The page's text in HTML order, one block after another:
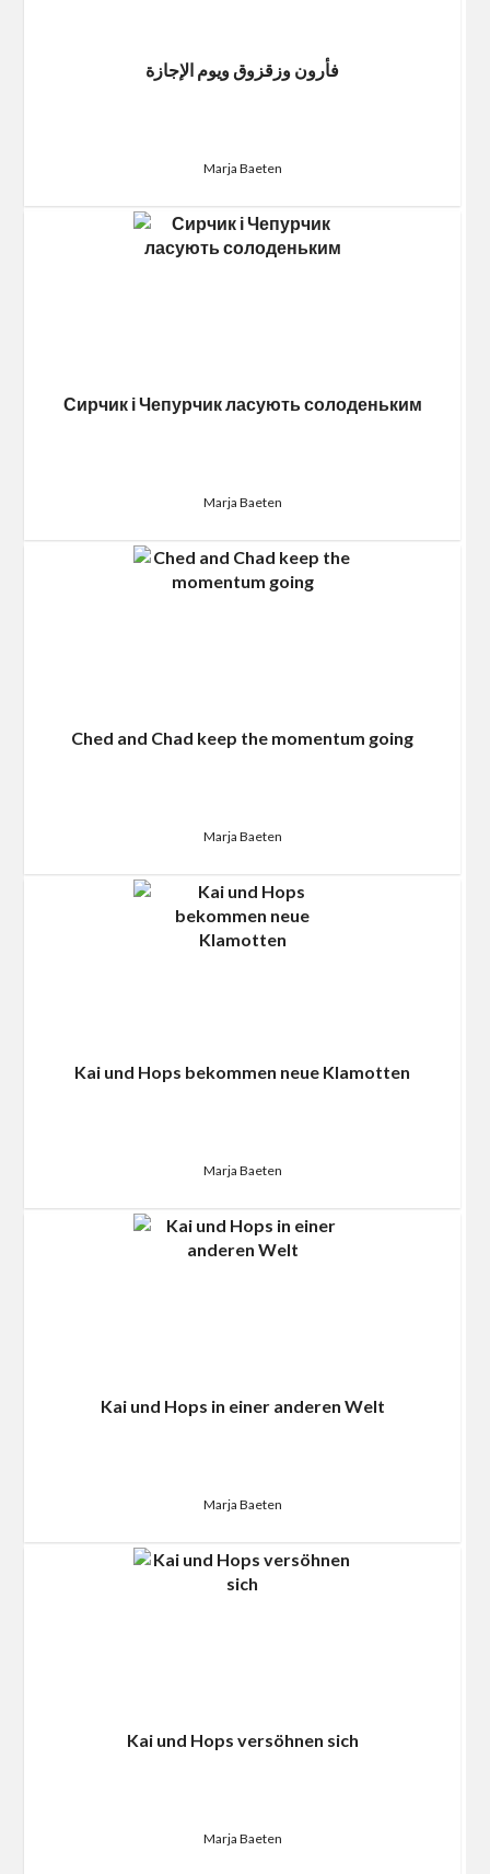
فأرون وزقزوق ويوم الإجازة
Marja Baeten
Сирчик і Чепурчик ласують солоденьким
Marja Baeten
Ched and Chad keep the momentum going
Marja Baeten
Kai und Hops bekommen neue Klamotten
Marja Baeten
Kai und Hops in einer anderen Welt
Marja Baeten
Kai und Hops versöhnen sich
Marja Baeten